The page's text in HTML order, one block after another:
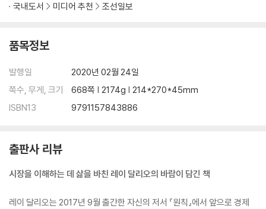
국내도서
미디어 추천 조선일보
품목정보
발행일
2020년 02월 24일
쪽수, 무게, 크기
668쪽 | 2174g | 214*270*45mm
ISBN13
9791157843886
출판사 리뷰
시장을 이해하는 데 삶을 바친 레이 달리오의 바람이 담긴 책
레이 달리오는 2017년 9월 출간한 자신의 저서 『원칙』에서 앞으로 경제